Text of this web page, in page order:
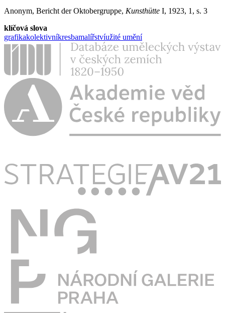
Anonym, Bericht der Oktobergruppe, Kunsthütte I, 1923, 1, s. 3
klíčová slova
grafikakolektivníkresbamalířstvíužité umění